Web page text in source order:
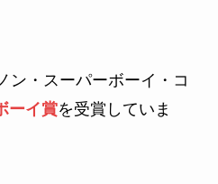
ン・スーパーボーイ・コ
ーイ賞を受賞していま